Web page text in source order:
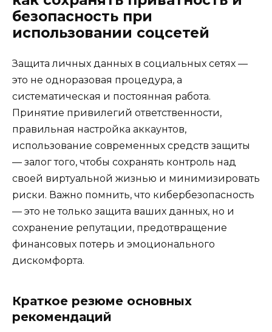
безопасность при
использовании соцсетей
Защита личных данных в социальных сетях —
это не одноразовая процедура, а
систематическая и постоянная работа.
Принятие привилегий ответственности,
правильная настройка аккаунтов,
использование современных средств защиты
— залог того, чтобы сохранять контроль над
своей виртуальной жизнью и минимизировать
риски. Важно помнить, что кибербезопасность
— это не только защита ваших данных, но и
сохранение репутации, предотвращение
финансовых потерь и эмоционального
дискомфорта.
Краткое резюме основных
рекомендаций